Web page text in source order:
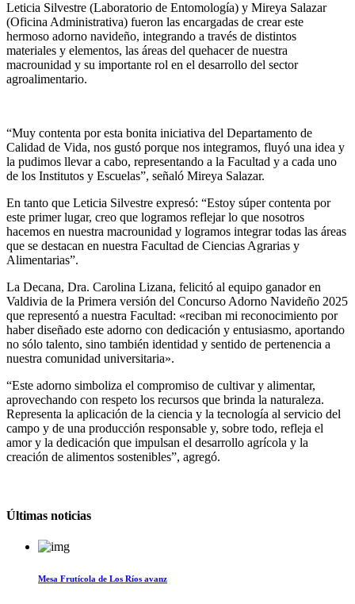
Leticia Silvestre (Laboratorio de Entomología) y Mireya Salazar
(Oficina Administrativa) fueron las encargadas de crear este
hermoso adorno navideño, integrando a través de distintos
materiales y elementos, las áreas del quehacer de nuestra
macrounidad y su importante rol en el desarrollo del sector
agroalimentario.
“Muy contenta por esta bonita iniciativa del Departamento de
Calidad de Vida, nos gustó porque nos integramos, fluyó una idea y
la pudimos llevar a cabo, representando a la Facultad y a cada uno
de los Institutos y Escuelas”, señaló Mireya Salazar.
En tanto que Leticia Silvestre expresó: “Estoy súper contenta por
este primer lugar, creo que logramos reflejar lo que nosotros
hacemos en nuestra macrounidad y logramos integrar todas las áreas
que se destacan en nuestra Facultad de Ciencias Agrarias y
Alimentarias”.
La Decana, Dra. Carolina Lizana, felicitó al equipo ganador en
Valdivia de la Primera versión del Concurso Adorno Navideño 2025
que representó a nuestra Facultad: «reciban mi reconocimiento por
haber diseñado este adorno con dedicación y entusiasmo, aportando
no sólo talento, sino también identidad y sentido de pertenencia a
nuestra comunidad universitaria».
“Este adorno simboliza el compromiso de cultivar y alimentar,
aprovechando con respeto los recursos que brinda la naturaleza.
Representa la aplicación de la ciencia y la tecnología al servicio del
campo y de una producción responsable y, sobre todo, refleja el
amor y la dedicación que impulsan el desarrollo agrícola y la
creación de alimentos sostenibles”, agregó.
Últimas noticias
Mesa Frutícola de Los Ríos avanz